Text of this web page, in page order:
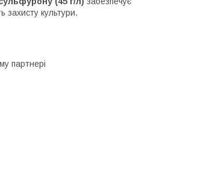
захисту культури.
партнері